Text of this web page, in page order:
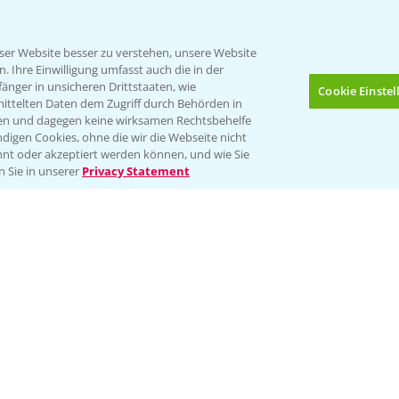
Bis zu 4 Produkte vergleichen:
Folgen Sie uns
Website besser zu verstehen, unsere Website
Ihre Einwilligung umfasst auch die in der
in unsicheren Drittstaaten, wie
Daten dem Zugriff durch Behörden in
und dagegen keine wirksamen Rechtsbehelfe
Cookies, ohne die wir die Webseite nicht
oder akzeptiert werden können, und wie Sie
Sie in unserer Privacy Statement
Cookie